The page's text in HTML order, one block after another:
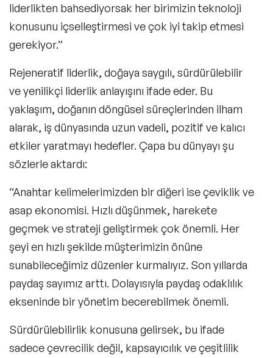
liderlikten bahsediyorsak her birimizin teknoloji
konusunu içselleştirmesi ve çok iyi takip etmesi
gerekiyor.”
Rejeneratif liderlik, doğaya saygılı, sürdürülebilir
ve yenilikçi liderlik anlayışını ifade eder. Bu
yaklaşım, doğanın döngüsel süreçlerinden ilham
alarak, iş dünyasında uzun vadeli, pozitif ve kalıcı
etkiler yaratmayı hedefler. Çapa bu dünyayı şu
sözlerle aktardı:
“Anahtar kelimelerimizden bir diğeri ise çeviklik ve
asap ekonomisi. Hızlı düşünmek, harekete
geçmek ve strateji geliştirmek çok önemli. Her
şeyi en hızlı şekilde müşterimizin önüne
sunabileceğimiz düzenler kurmalıyız. Son yıllarda
paydaş sayımız arttı. Dolayısıyla paydaş odaklılık
ekseninde bir yönetim becerebilmek önemli.
Sürdürülebilirlik konusuna gelirsek, bu ifade
sadece çevrecilik değil, kapsayıcılık ve çeşitlilik